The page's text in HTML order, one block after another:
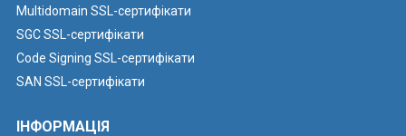
Multidomain SSL-сертифікати
SGC SSL-сертифікати
Code Signing SSL-сертифікати
SAN SSL-сертифікати
ІНФОРМАЦІЯ